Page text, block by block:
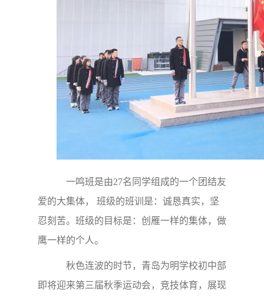
一鸣班是由27名同学组成的一个团结友
爱的大集体， 班级的班训是：诚恳真实，坚
忍刻苦。班级的目标是：创雁一样的集体，做
鹰一样的个人。
秋色连波的时节，青岛为明学校初中部
即将迎来第三届秋季运动会，竞技体育，展现